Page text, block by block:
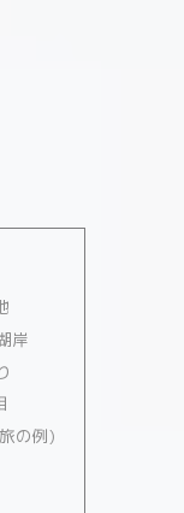
岸
の例)